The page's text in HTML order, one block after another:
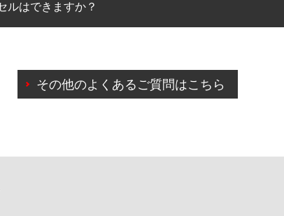
す。
ルはできますか？
ご予約のキャンセルをご希望の際は、直接ご予約いた
その他のよくあるご質問はこちら